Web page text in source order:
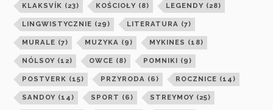
KLAKSVÍK (23) KOŚCIOŁY (8) LEGENDY (28)
LINGWISTYCZNIE (29) LITERATURA (7)
MURALE (7) MUZYKA (9) MYKINES (18)
NÓLSOY (12) OWCE (8) POMNIKI (9)
POSTVERK (15) PRZYRODA (6) ROCZNICE (14)
SANDOY (14) SPORT (6) STREYMOY (25)